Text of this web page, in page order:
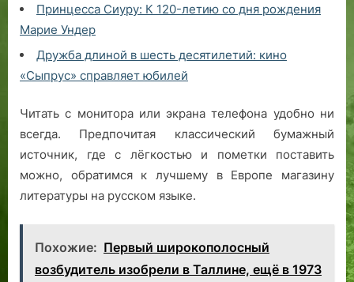
Принцесса Сиуру: К 120-летию со дня рождения
Марие Ундер
Дружба длиной в шесть десятилетий: кино
«Сыпрус» справляет юбилей
Читать с монитора или экрана телефона удобно ни
всегда. Предпочитая классический бумажный
источник, где с лёгкостью и пометки поставить
можно, обратимся к лучшему в Европе магазину
литературы на русском языке.
Похожие: Первый широкополосный
возбудитель изобрели в Таллине, ещё в 1973